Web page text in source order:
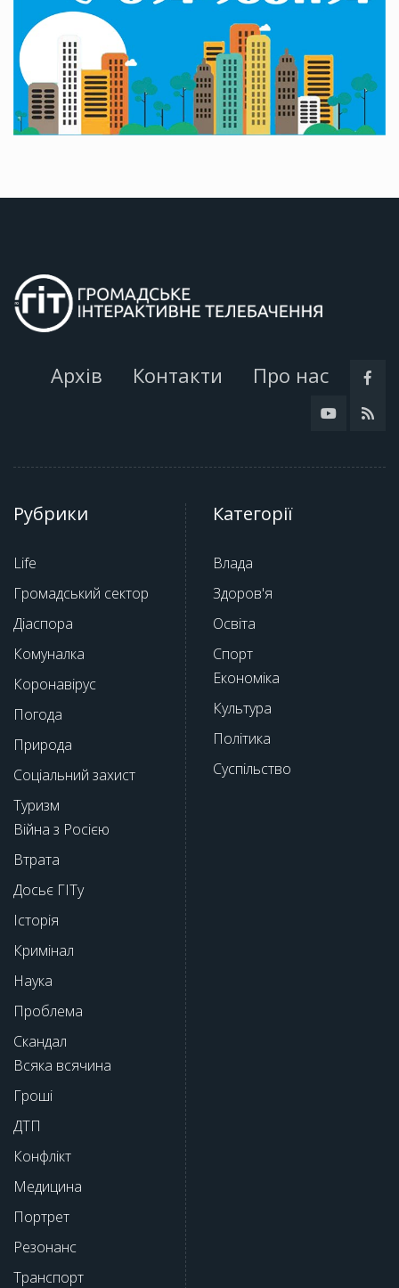
Архів Контакти Про нас
Рубрики
Life
Громадський сектор
Діаспора
Комуналка
Коронавірус
Погода
Природа
Соціальний захист
Туризм
Війна з Росією
Втрата
Досьє ГІТу
Історія
Кримінал
Наука
Проблема
Скандал
Всяка всячина
Гроші
ДТП
Конфлікт
Медицина
Портрет
Резонанс
Транспорт
Категорії
Влада
Здоров'я
Освіта
Спорт
Економіка
Культура
Політика
Суспільство